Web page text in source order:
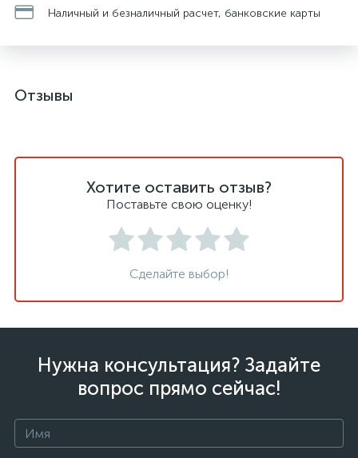
Наличный и безналичный расчет, банковские карты
Отзывы
Хотите оставить отзыв?
Поставьте свою оценку!
Сделайте выбор!
Нужна консультация? Задайте
вопрос прямо сейчас!